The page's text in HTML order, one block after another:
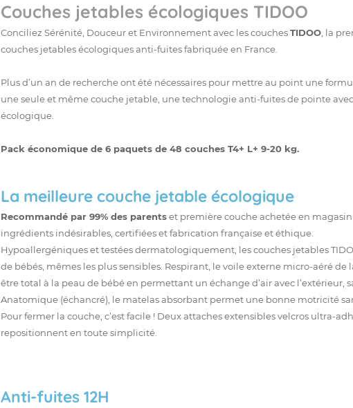
Couches jetables écologiques TIDOO
Conciliez Sérénité, Douceur et Environnement avec les couchesTIDOO , la
couches jetablesécologiques anti-fuites fabriquée en France.
Plus d’un an de recherche ont été nécessaires pour mettre au point une
une seule et même couche jetable, une technologie anti-fuites de pointe
écologique.
Pack économique de 6 paquets de 48 couches T4+ L+ 9-20 kg.
La meilleure couche jetable écologique
Recommandé par 99% des parentset première couche achetée en
ingrédients indésirables, certifiées et fabrication française et éthique.
Hypoallergéniques et testées dermatologiquement, les couches jetables
de bébés, mêmes les plus sensibles. Respirant, le voile externe micro-aéré
être total à la peau de bébé en permettant un échange d’air avec l’extérieur,
Anatomique (échancré), le matelas absorbant permet une bonne motricité
Pour fermer la couche, c’est facile ! Deux attaches extensibles velcros ultra-
repositionnent en toute simplicité.
Anti-fuites 12H